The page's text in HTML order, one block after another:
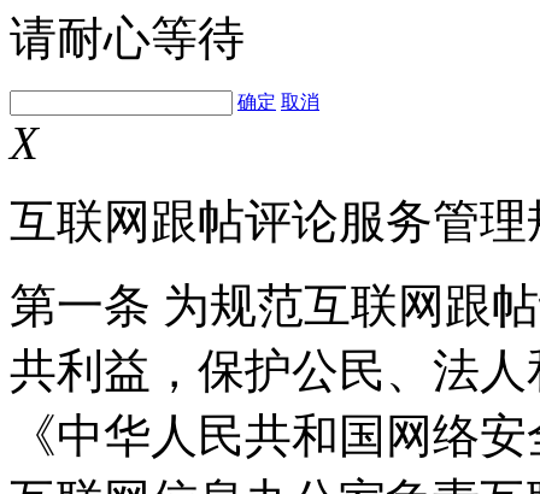
请耐心等待
确定 取消
X
互联网跟帖评论服务管理
第一条 为规范互联网跟
共利益，保护公民、法
《中华人民共和国网络